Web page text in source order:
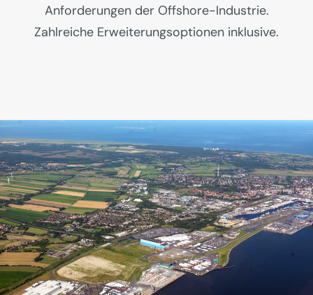
Anforderungen der Offshore-Industrie.
Zahlreiche Erweiterungsoptionen inklusive.